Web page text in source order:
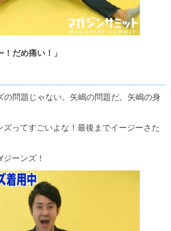
だめ痛い！」
の問題じゃない。矢嶋の問題だ。矢嶋の身
ズってすごいよな！最後までイージーさた
ーンズ！